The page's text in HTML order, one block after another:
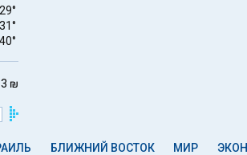
29°
31°
40°
₪
БЛИЖНИЙ ВОСТОК МИР